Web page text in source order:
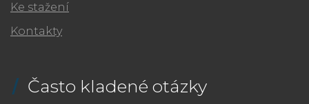
Ke stažení
Kontakty
Často kladené otázky